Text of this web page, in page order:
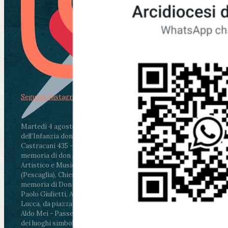
Martedì 4 agosto2026
ore 11:30 - Lucca, Scuola
dell’Infanzia don Aldo Mei - Viale Castruccio
Castracani 435 - Inaugurazione murales in
memoria di don Aldo Mei curato dal Liceo
Artistico e Musicale “Passaglia”
ore 18 - Fiano
(Pescaglia), Chiesa parrocchiale - Messa in
memoria di Don Aldo Mei celebrata da mons.
Paolo Giulietti, Arcivescovo di Lucca
ore 20.30 -
Lucca, da piazza San Michele al Cippo di don
Aldo Mei - Passeggiata della Memoria in alcuni
dei luoghi simbolo della città. Ritrovo alle ore
Segui su Instagram